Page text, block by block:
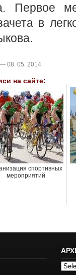
Первое
в
— 08. 05. 2014
на сайте:
спортивных
мероприятий